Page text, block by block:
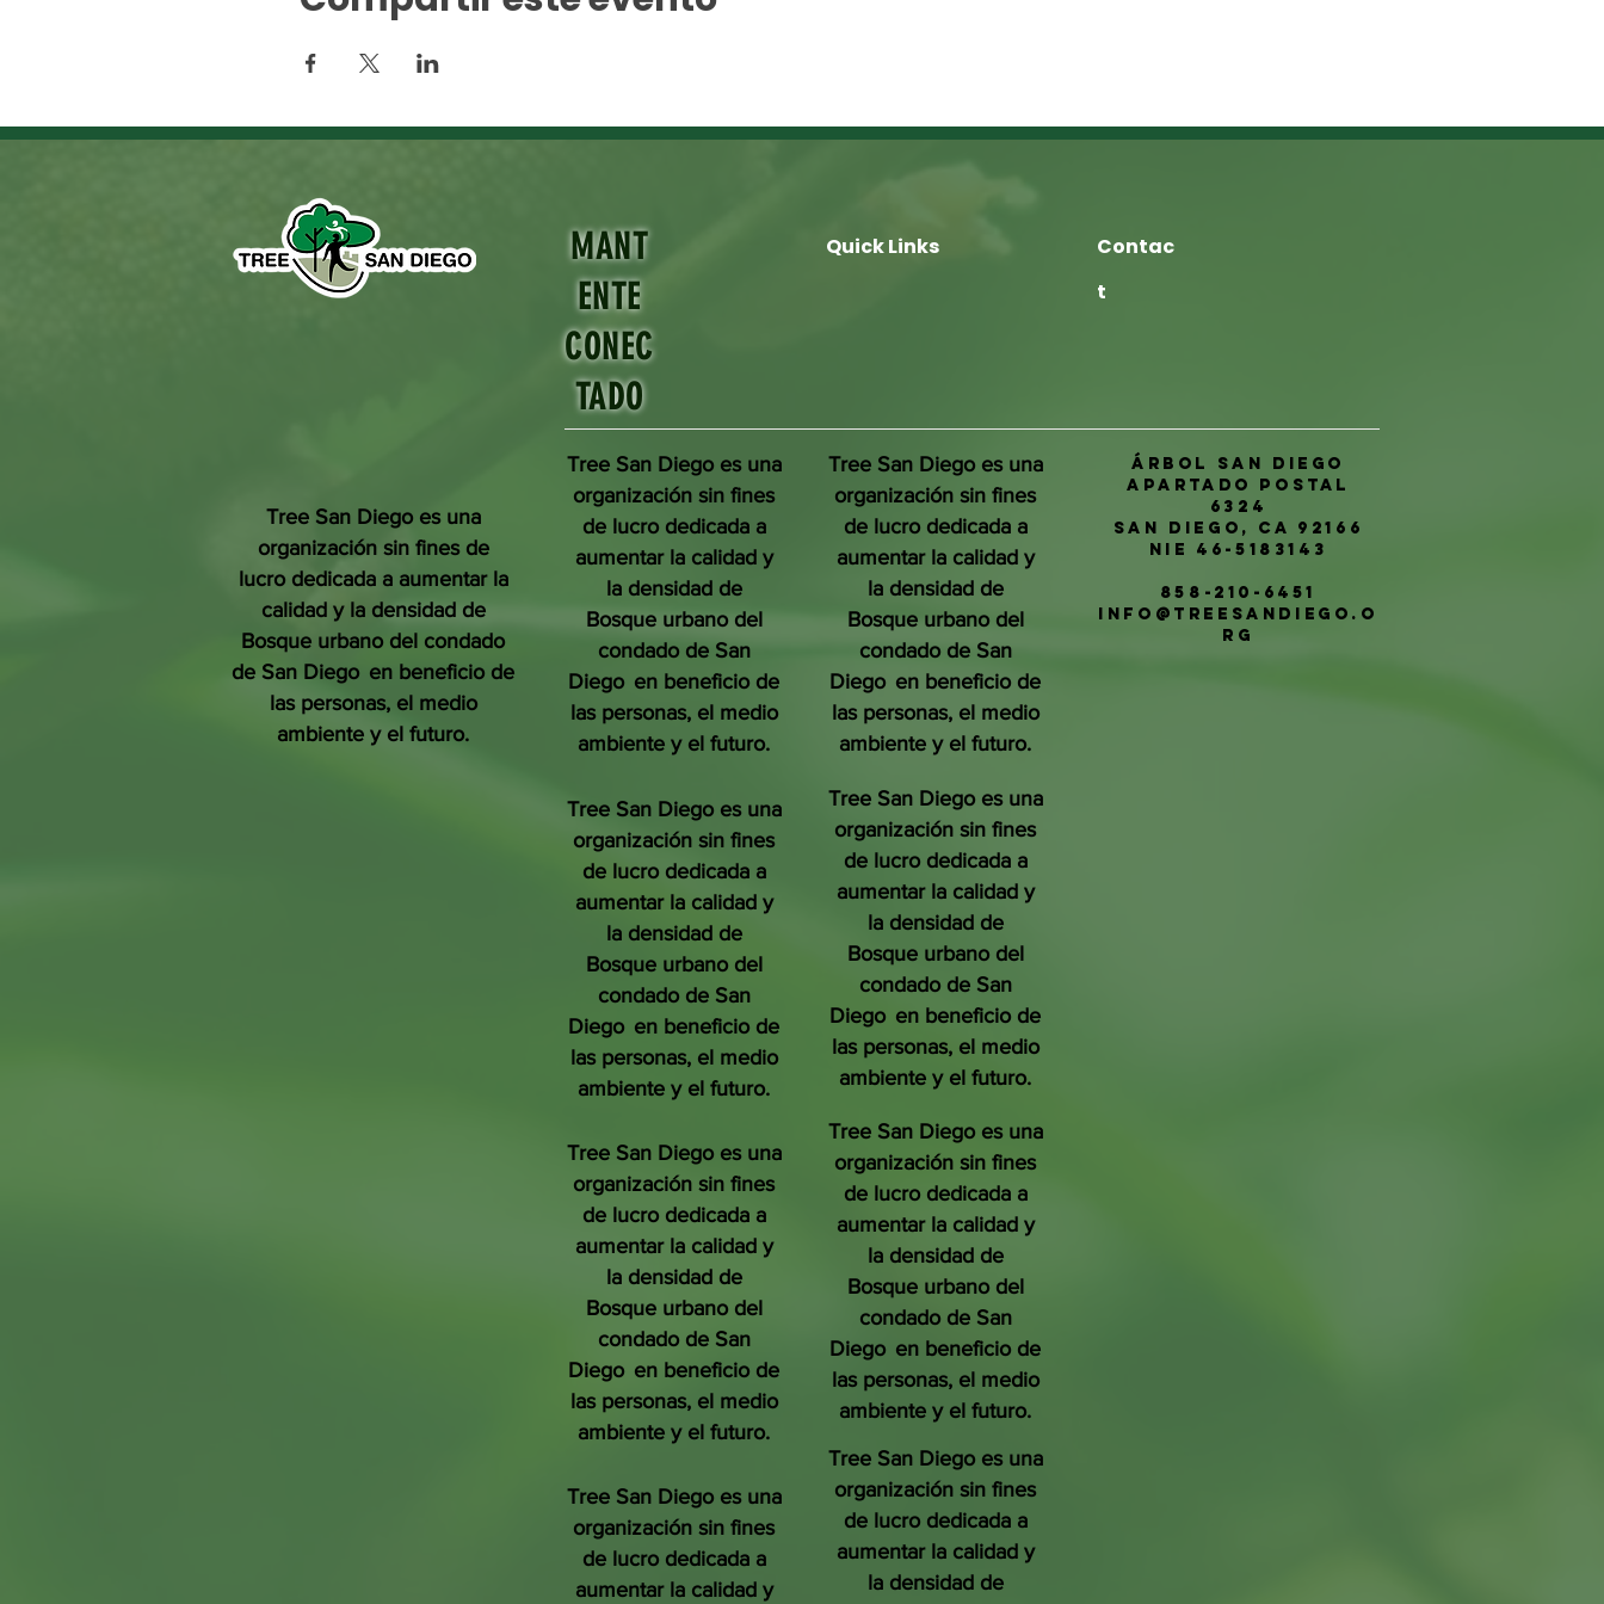
Tree San Diego es una
organización sin fines de
lucro dedicada a aumentar la
calidad y la densidad de
Bosque urbano del condado
de San Diego en beneficio de
las personas, el medio
ambiente y el futuro.
MANT
ENTE
CONEC
TADO
Quick Links
Contac
t
Tree San Diego es una
organización sin fines
de lucro dedicada a
aumentar la calidad y
la densidad de
Bosque urbano del
condado de San
Diego en beneficio de
las personas, el medio
ambiente y el futuro.
Tree San Diego es una
organización sin fines
de lucro dedicada a
aumentar la calidad y
la densidad de
Bosque urbano del
condado de San
Diego en beneficio de
las personas, el medio
ambiente y el futuro.
Tree San Diego es una
organización sin fines
de lucro dedicada a
aumentar la calidad y
la densidad de
Bosque urbano del
condado de San
Diego en beneficio de
las personas, el medio
ambiente y el futuro.
Tree San Diego es una
organización sin fines
de lucro dedicada a
aumentar la calidad y
Tree San Diego es una
organización sin fines
de lucro dedicada a
aumentar la calidad y
la densidad de
Bosque urbano del
condado de San
Diego en beneficio de
las personas, el medio
ambiente y el futuro.
Tree San Diego es una
organización sin fines
de lucro dedicada a
aumentar la calidad y
la densidad de
Bosque urbano del
condado de San
Diego en beneficio de
las personas, el medio
ambiente y el futuro.
Tree San Diego es una
organización sin fines
de lucro dedicada a
aumentar la calidad y
la densidad de
Bosque urbano del
condado de San
Diego en beneficio de
las personas, el medio
ambiente y el futuro.
Tree San Diego es una
organización sin fines
de lucro dedicada a
aumentar la calidad y
la densidad de
Árbol San Diego
Apartado postal
6324
San Diego, CA 92166
NIE 46-5183143
858-210-6451
info@treesandiego.o
rg